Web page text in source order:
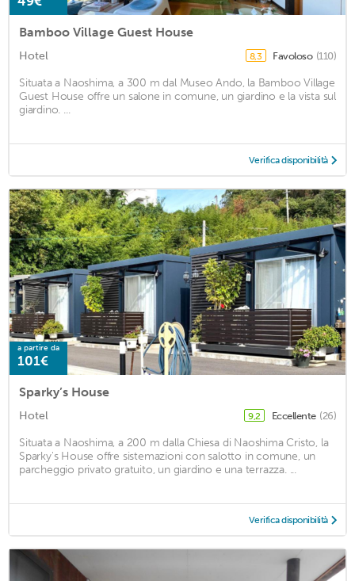
Bamboo Village Guest House
Hotel 8,3 Favoloso (110)
Situata a Naoshima, a 300 m dal Museo Ando, la Bamboo Village
Guest House offre un salone in comune, un giardino e la vista sul
giardino. ...
Verifica disponibilità
a partire da
101€
Sparky’s House
Hotel 9,2 Eccellente (26)
Situata a Naoshima, a 200 m dalla Chiesa di Naoshima Cristo, la
Sparky's House offre sistemazioni con salotto in comune, un
parcheggio privato gratuito, un giardino e una terrazza. ...
Verifica disponibilità